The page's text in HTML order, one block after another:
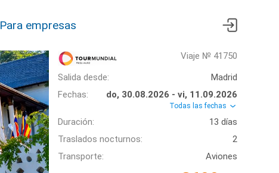
Para empresas
Viaje № 41750
Salida desde:
Madrid
Fechas:
do, 30.08.2026 - vi, 11.09.2026
Todas las fechas
Duración:
13 días
Traslados nocturnos:
2
Transporte:
Aviones